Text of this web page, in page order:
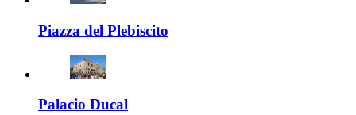
Piazza del Plebiscito
Palacio Ducal